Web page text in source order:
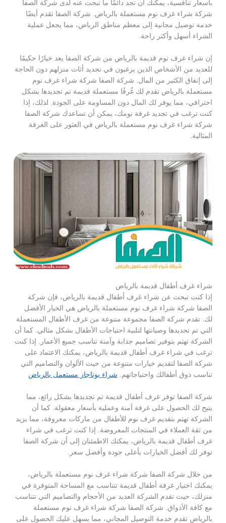
بأسعار تنافسية، يمكنك أن تجد دائمًا ما تبحث عنه لدى شركة الصفا
شركة شراء غرف نوم مستعملة بالرياض. شركة الصفا تقدم أيضًا
خدمة توصيل مجانية إلى معظم مناطق الرياض، مما يجعل عملية
الشراء أسهل وأكثر راحة.
إن شراء غرف نوم قديمة بالرياض من شركة الصفا يعد خيارًا حكيمًا
للعديد من الأشخاص الذين يرغبون في تجديد أثاث منزلهم دون الحاجة
إلى إنفاق الكثير من المال. شركة الصفا شركة شراء غرف نوم
مستعملة بالرياض تقدم لك غُرفًا مستعملة قديمة تم تجديدها بشكل
احترافي، مما يوفر لك المال دون المساومة على الجودة. لذلك، إذا
كنت ترغب في تجديد غرفة نومك، يمكن أن تساعدك شركة الصفا
شركة شراء غرف نوم مستعملة بالرياض في العثور على الغرفة
المثالية.
شراء غرف أطفال قديمة بالرياض
إذا كنت تبحث عن شراء غرف أطفال قديمة بالرياض، فإن شركة
الصفا شركة شراء غرف نوم مستعملة بالرياض هي الخيار الأفضل
لك. تقدم شركة الصفا مجموعة متنوعة من غرف الأطفال المستعملة
التي تم تجديدها وصيانتها لتلبية احتياجات الأطفال بشكل مثالي. كما أن
الشركة تهتم بتوفير تصاميم جذابة وآمنة تناسب جميع الأعمار. إذا كنت
ترغب في شراء غرف أطفال قديمة بالرياض، يمكنك الاعتماد على
شركة الصفا لتقديم خيارات متنوعة من حيث الألوان والتصاميم التي
تناسب ذوق أطفالك واحتياجاتهم. شراء بوتاجاز مستعمل بالرياض
شركة الصفا توفر غرف أطفال قديمة تم تجديدها بشكل رائع، مما
يتيح لك الحصول على غرفة آمنة وعملية بأسعار معقولة. كما أن
الشركة تهتم بتقديم غرف نوم للأطفال من ماركات معروفة، مما يزيد
من ثقة العملاء في المنتجات المعروضة. إذا كنت ترغب في شراء
غرف أطفال قديمة بالرياض، يمكنك الاطمئنان إلى أن شركة الصفا
توفر لك أفضل الخيارات بأعلى جودة وأفضل سعر.
من خلال شركة الصفا شركة شراء غرف نوم مستعملة بالرياض،
يمكنك اختيار غرفة أطفال قديمة تتناسب مع المساحة المتوفرة في
منزلك، حيث تقدم الشركة العديد من الأحجام والتصاميم التي تتناسب
مع كافة الأذواق. شركة الصفا شركة شراء غرف نوم مستعملة
بالرياض تقدم خدمة التوصيل المجاني، مما يسهل عليك الحصول على